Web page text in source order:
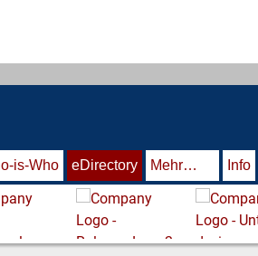
is-Who eDirectory Mehr… Info